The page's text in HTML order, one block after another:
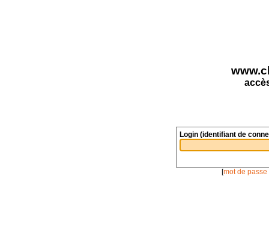
Login (identifiant de
[mot de